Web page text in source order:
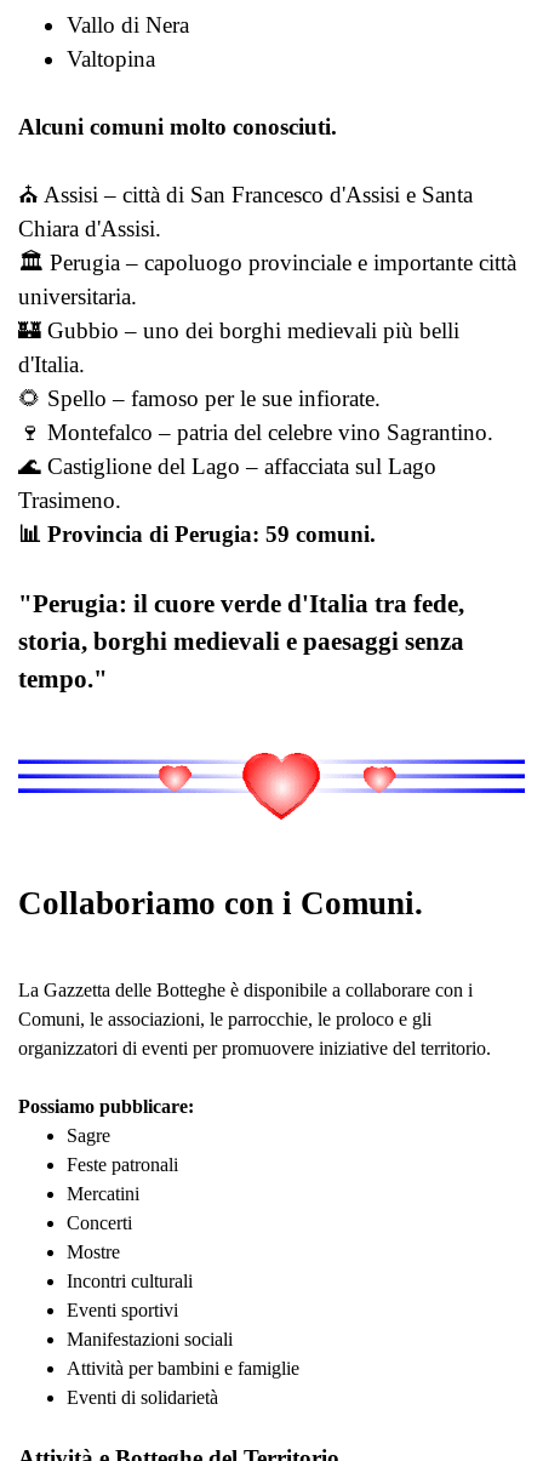
Vallo di Nera
Valtopina
Alcuni comuni molto conosciuti.
⛪ Assisi – città di San Francesco d'Assisi e Santa
Chiara d'Assisi.
🏛️ Perugia – capoluogo provinciale e importante città
universitaria.
🏰 Gubbio – uno dei borghi medievali più belli
d'Italia.
🌻 Spello – famoso per le sue infiorate.
🍷 Montefalco – patria del celebre vino Sagrantino.
🌊 Castiglione del Lago – affacciata sul Lago
Trasimeno.
📊 Provincia di Perugia: 59 comuni.
"Perugia: il cuore verde d'Italia tra fede,
storia, borghi medievali e paesaggi senza
tempo."
Collaboriamo con i Comuni.
La Gazzetta delle Botteghe è disponibile a collaborare con i
Comuni, le associazioni, le parrocchie, le proloco e gli
organizzatori di eventi per promuovere iniziative del territorio.
Possiamo pubblicare:
Sagre
Feste patronali
Mercatini
Concerti
Mostre
Incontri culturali
Eventi sportivi
Manifestazioni sociali
Attività per bambini e famiglie
Eventi di solidarietà